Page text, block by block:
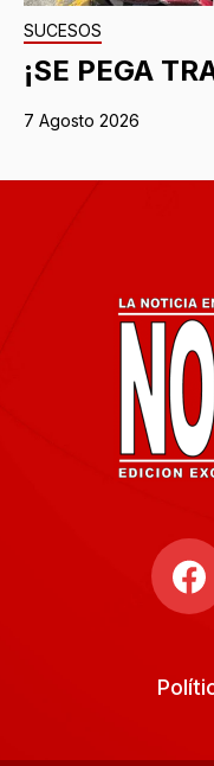
SUCESOS
¡SE PEGA
7 Agosto 2026